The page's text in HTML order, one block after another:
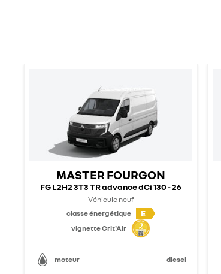
MASTER FOURGON
FG L2H2 3T3 TR advance dCi 130 - 26
Véhicule neuf
classe énergétique
E
vignette Crit'Air
moteur diesel